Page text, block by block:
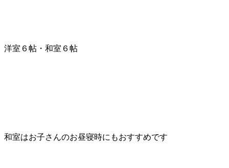
洋室６帖・和室６帖
和室はお子さんのお昼寝時にもおすすめです